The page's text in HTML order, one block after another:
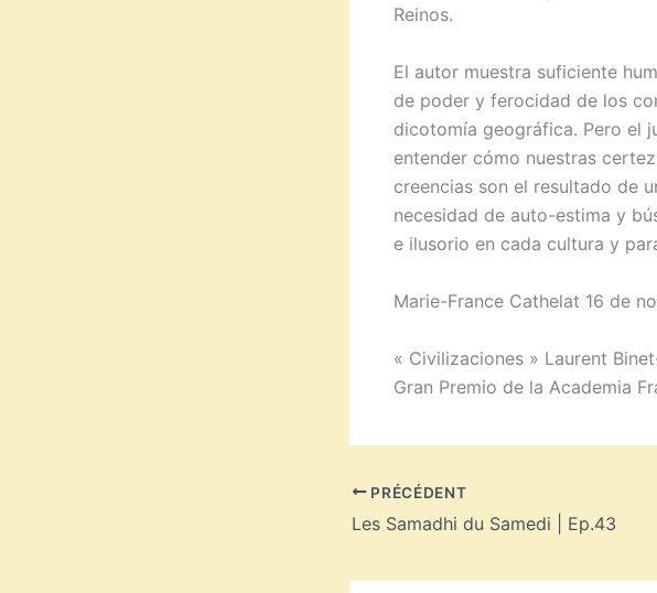
Reinos.
El autor muestra suficiente
de poder y ferocidad de los
dicotomía geográfica. Pero el
entender cómo nuestras
creencias son el resultado de
necesidad de auto-estima y
e ilusorio en cada cultura y
Marie-France Cathelat 16 de
« Civilizaciones » Laurent
Gran Premio de la Academia
PRÉCÉDENT
Les Samadhi du Samedi | Ep.43